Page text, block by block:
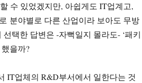
수 있었겠지만, 아쉽게도 IT업계고,
분야별로 다른 산업이라 보아도 무방
택한 답변은 -자뻑일지 몰라도- ‘패키
을까?
IT업체의 R&D부서에서 일한다는 것